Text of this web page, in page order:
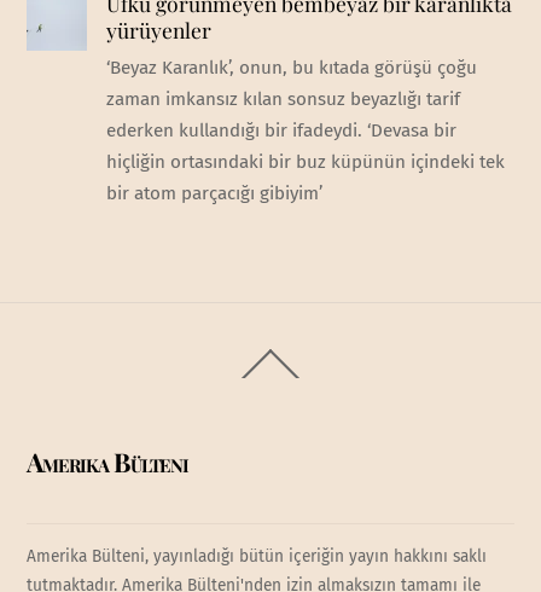
yürüyenler
‘Beyaz Karanlık’, onun, bu kıtada görüşü çoğu
zaman imkansız kılan sonsuz beyazlığı tarif
ederken kullandığı bir ifadeydi. ‘Devasa bir
hiçliğin ortasındaki bir buz küpünün içindeki tek
bir atom parçacığı gibiyim’
To
Amerika Bülteni
Amerika Bülteni, yayınladığı bütün içeriğin yayın hakkını saklı
tutmaktadır. Amerika Bülteni'nden izin almaksızın tamamı ile